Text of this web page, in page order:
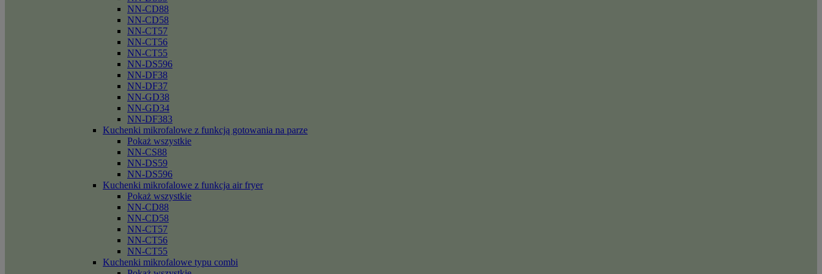
NN-CD88
NN-CD58
NN-CT57
NN-CT56
NN-CT55
NN-DS596
NN-DF38
NN-DF37
NN-GD38
NN-GD34
NN-DF383
Kuchenki mikrofalowe z funkcją gotowania na parze
Pokaż wszystkie
NN-CS88
NN-DS59
NN-DS596
Kuchenki mikrofalowe z funkcja air fryer
Pokaż wszystkie
NN-CD88
NN-CD58
NN-CT57
NN-CT56
NN-CT55
Kuchenki mikrofalowe typu combi